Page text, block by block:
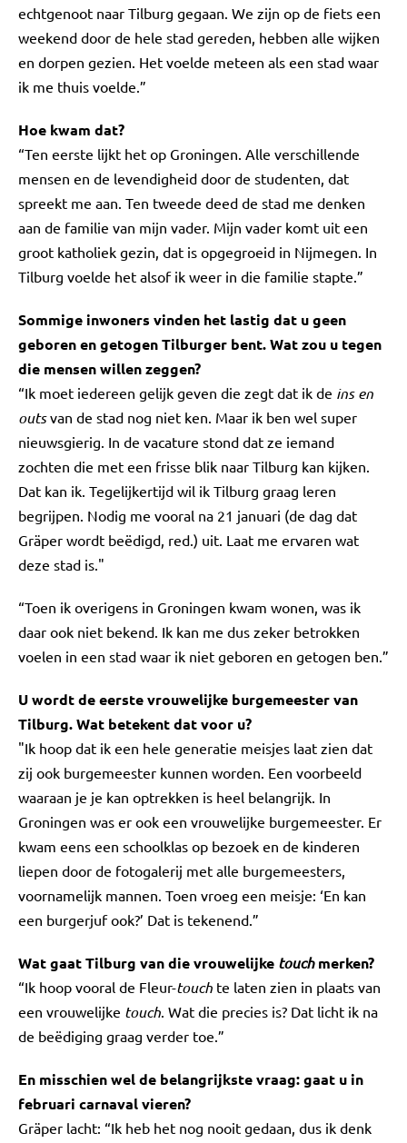
echtgenoot naar Tilburg gegaan. We zijn op de fiets een
weekend door de hele stad gereden, hebben alle wijken
en dorpen gezien. Het voelde meteen als een stad waar
ik me thuis voelde.”
Hoe kwam dat?
“Ten eerste lijkt het op Groningen. Alle verschillende
mensen en de levendigheid door de studenten, dat
spreekt me aan. Ten tweede deed de stad me denken
aan de familie van mijn vader. Mijn vader komt uit een
groot katholiek gezin, dat is opgegroeid in Nijmegen. In
Tilburg voelde het alsof ik weer in die familie stapte.”
Sommige inwoners vinden het lastig dat u geen
geboren en getogen Tilburger bent. Wat zou u tegen
die mensen willen zeggen?
“Ik moet iedereen gelijk geven die zegt dat ik de ins en
outsvan de stad nog niet ken. Maar ik ben wel super
nieuwsgierig. In de vacature stond dat ze iemand
zochten die met een frisse blik naar Tilburg kan kijken.
Dat kan ik. Tegelijkertijd wil ik Tilburg graag leren
begrijpen. Nodig me vooral na 21 januari (de dag dat
Gräper wordt beëdigd, red.) uit. Laat me ervaren wat
deze stad is."
“Toen ik overigens in Groningen kwam wonen, was ik
daar ook niet bekend. Ik kan me dus zeker betrokken
voelen in een stad waar ik niet geboren en getogen ben.”
U wordt de eerste vrouwelijke burgemeester van
Tilburg. Wat betekent dat voor u?
"Ik hoop dat ik een hele generatie meisjes laat zien dat
zij ook burgemeester kunnen worden. Een voorbeeld
waaraan je je kan optrekken is heel belangrijk. In
Groningen was er ook een vrouwelijke burgemeester. Er
kwam eens een schoolklas op bezoek en de kinderen
liepen door de fotogalerij met alle burgemeesters,
voornamelijk mannen. Toen vroeg een meisje: ‘En kan
een burgerjuf ook?’ Dat is tekenend.”
Wat gaat Tilburg van die vrouwelijke touchmerken?
“Ik hoop vooral de Fleur-touch te laten zien in plaats van
een vrouwelijke touch. Wat die precies is? Dat licht ik na
de beëdiging graag verder toe.”
En misschien wel de belangrijkste vraag: gaat u in
februari carnaval vieren?
Gräper lacht: “Ik heb het nog nooit gedaan, dus ik denk